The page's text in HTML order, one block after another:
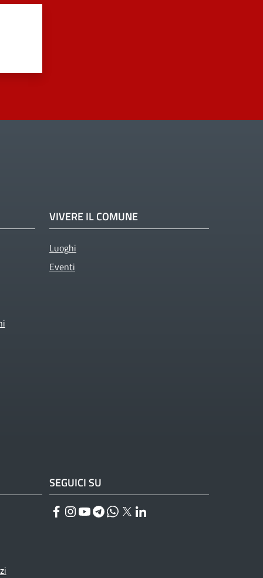
VIVERE IL COMUNE
Luoghi
Eventi
SEGUICI SU
Facebook
Instagram
YouTube
Telegram
WhatsApp
Twitter